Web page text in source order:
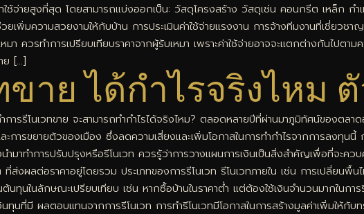
ช้จ่ายสูงที่สุด โดยสามารถแบ่งออกเป็น: วัสดุโครงสร้าง วัสดุเช่น คอนกรีต เหล็ก ก
ความสวยงามให้กับบ้าน การประเมินค่าใช้จ่ายแรงงาน การจ้างทีมงานที่เชี่ยวชา
วรทำการเปรียบเทียบราคาจากผู้รับเหมา เพราะค่าใช้จ่ายอาจจะแตกต่างกันไปตาม
ย […]
าย ได้กำไรจริงไหม ตั
รีโนเวทขาย จะสามารถทำกำไรได้จริงไหม? ตลอดหลายปีที่ผ่านมาภูมิทัศน์ของตลาด
ขยายตัวของเมือง ซึ่งลดความเสี่ยงและเพิ่มโอกาสในการทำกำไรจากการลงทุนนี้
าทำการปรับปรุงหรือรีโนเวท ควรรู้ว่าการวางแผนการเงินเป็นสิ่งสำคัญเพื่อที่จะควบ
ส่งผลต่อราคาอยู่โดยรวม ประเภทของการรีโนเวท รีโนเวทภายใน เช่น การเปลี่ยนพื้
ในลักษณะเปรียบเทียบ เช่น หากซื้อบ้านในราคาต่ำ แต่ต้องใช้เงินจำนวนมากในการ
ทุนที่มี ผลตอบแทนจากการรีโนเวท การทำรีโนเวทมีโอกาสในการสร้างมูลค่าเพิ่มให้กั